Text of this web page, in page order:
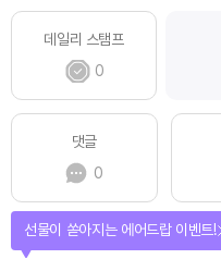
데일리 스탬프
0
댓글
0
퀴즈풀고 선물 받자!